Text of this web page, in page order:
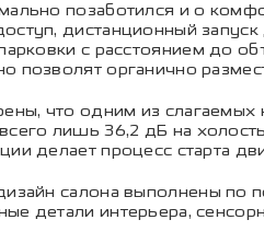
позаботился и о
дистанционный
с расстоянием до
позволят органично
что одним из
всего лишь 36,2 дБ на
делает процесс старта
салона выполнены по
детали интерьера,